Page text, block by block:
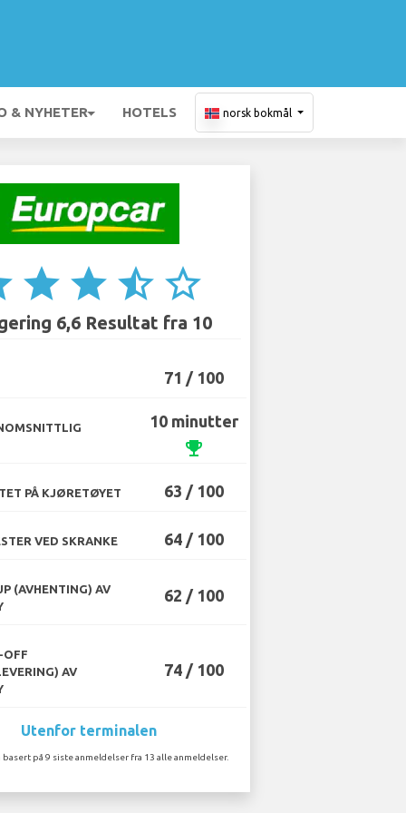
& NYHETER HOTELS norsk bokmål
star star star_half star_border
6,6 Resultat fra 10
71 / 100
10 minutter
emoji_events
PÅ KJØRETØYET 63 / 100
VED SKRANKE 64 / 100
(AVHENTING) AV
62 / 100
OFF
AV
74 / 100
Utenfor terminalen
basert på 9 siste anmeldelser fra 13 alle anmeldelser.